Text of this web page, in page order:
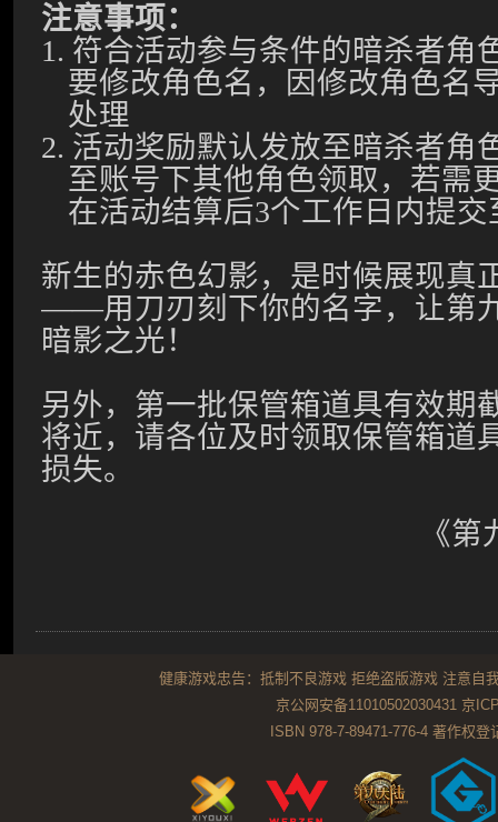
注意事项：
1. 符合活动参与条件的暗杀者角
要修改角色名，因修改角色名
处理
2. 活动奖励默认发放至暗杀者角
至账号下其他角色领取，若需
在活动结算后3个工作日内提
新生的赤色幻影，是时候展现真
——用刀刃刻下你的名字，让第
暗影之光！
另外，第一批保管箱道具有效期
将近，请各位及时领取保管箱道
损失。
《
健康游戏忠告：抵制不良游戏 拒绝盗版游戏 注意自
京公网安备11010502030431 京
ISBN 978-7-89471-776-4 著作权